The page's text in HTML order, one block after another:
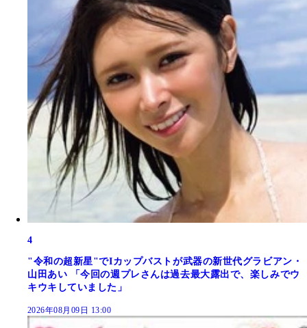
4
"令和の超新星"でIカップバストが武器の新世代グラビアン・
山田あい 「今回の週プレさんは過去最大露出で、楽しみでウ
キウキしていました」
2026年08月09日 13:00